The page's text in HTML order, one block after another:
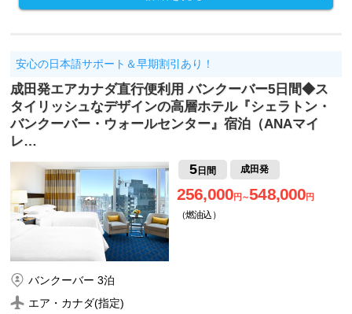
安心の日本語サポート＆早期割引あり！
成田発エアカナダ直行便利用 バンクーバー5日間◆ス
タイリッシュなデザインの高層ホテル『シェラトン・
バンクーバー・ウォールセンター』宿泊（ANAマイ
レ…
5日間 成田発
256,000円～548,000円
（燃油込）
バンクーバー 3泊
エア・カナダ(指定)